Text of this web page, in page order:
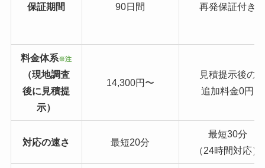
保証期間 90日間 再発保証付き
料金体系※注
（現地調査
後に見積提
示）
14,300円〜
見積提示後の
追加料金0円
対応の速さ 最短20分
最短30分
（24時間対応）